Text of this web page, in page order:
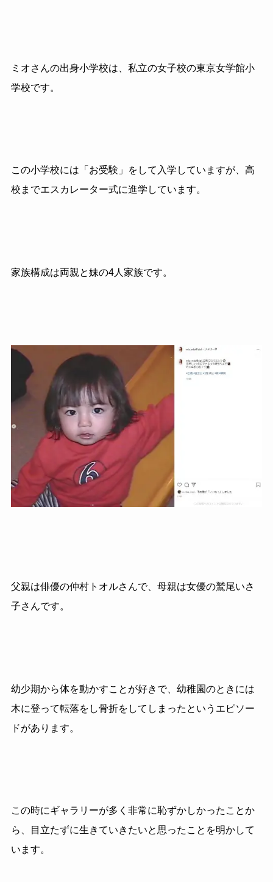
ミオさんの出身小学校は、私立の女子校の東京女学館小
学校です。
この小学校には「お受験」をして入学していますが、高
校までエスカレーター式に進学しています。
家族構成は両親と妹の4人家族です。
父親は俳優の仲村トオルさんで、母親は女優の鷲尾いさ
子さんです。
幼少期から体を動かすことが好きで、幼稚園のときには
木に登って転落をし骨折をしてしまったというエピソー
ドがあります。
この時にギャラリーが多く非常に恥ずかしかったことか
ら、目立たずに生きていきたいと思ったことを明かして
います。